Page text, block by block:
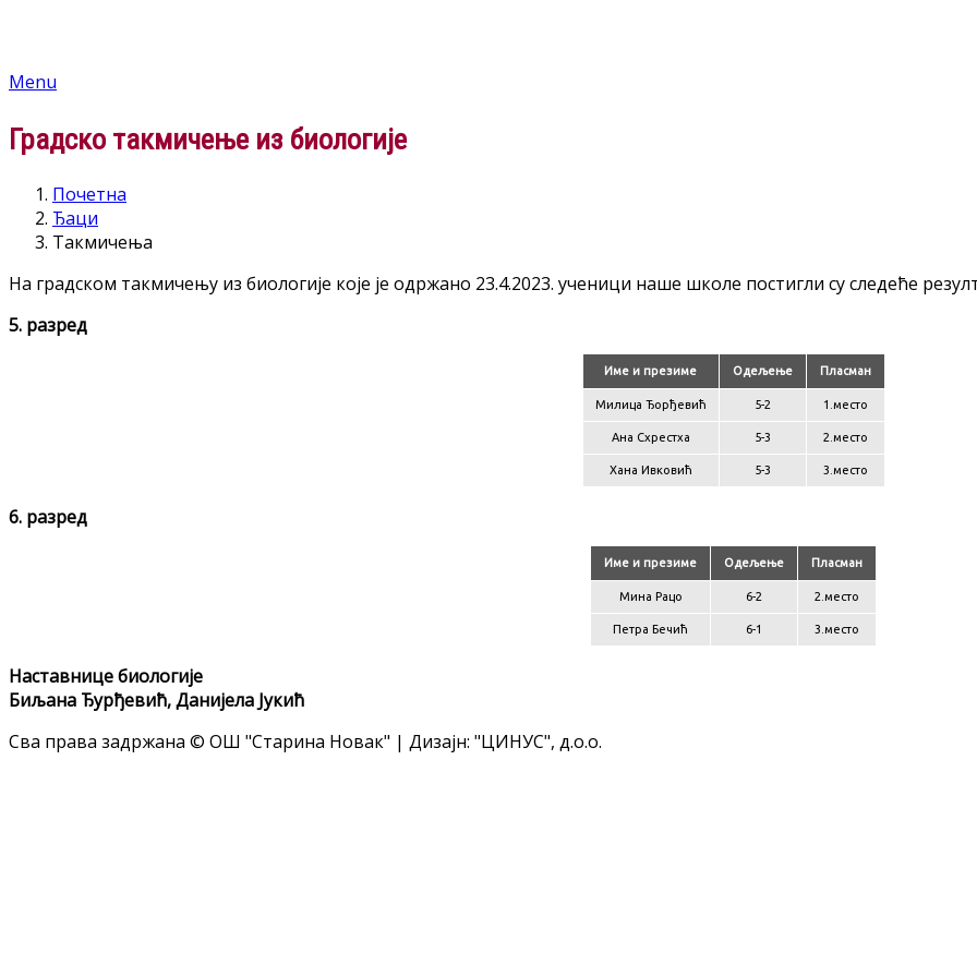
Menu
Градско такмичење из биологије
Почетна
Ђаци
Такмичења
На градском такмичењу из биологије које је одржано 23.4.2023. ученици наше школе постигли су следеће
5. разред
Име и презиме Одељење Пласман
Милица Ђорђевић 5-2 1.место
Ана Схрестха 5-3 2.место
Хана Ивковић 5-3 3.место
6. разред
Име и презиме Одељење Пласман
Мина Рацо 6-2 2.место
Петра Бечић 6-1 3.место
Наставнице биологије
Биљана Ђурђевић, Данијела Јукић
Сва права задржана © ОШ "Старина Новак" | Дизајн: "ЦИНУС", д.о.о.